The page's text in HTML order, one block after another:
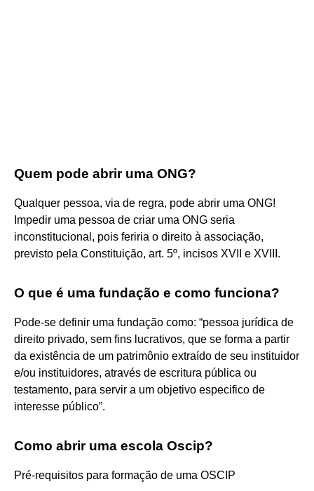
Quem pode abrir uma ONG?
Qualquer pessoa, via de regra, pode abrir uma ONG!
Impedir uma pessoa de criar uma ONG seria
inconstitucional, pois feriria o direito à associação,
previsto pela Constituição, art. 5º, incisos XVII e XVIII.
O que é uma fundação e como funciona?
Pode-se definir uma fundação como: “pessoa jurídica de
direito privado, sem fins lucrativos, que se forma a partir
da existência de um patrimônio extraído de seu instituidor
e/ou instituidores, através de escritura pública ou
testamento, para servir a um objetivo especifico de
interesse público”.
Como abrir uma escola Oscip?
Pré-requisitos para formação de uma OSCIP